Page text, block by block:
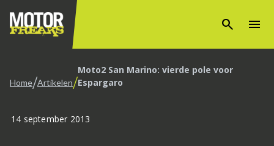
search menu
Home/Artikelen/Moto2 San Marino: vierde pole voor
Espargaro
14 september 2013